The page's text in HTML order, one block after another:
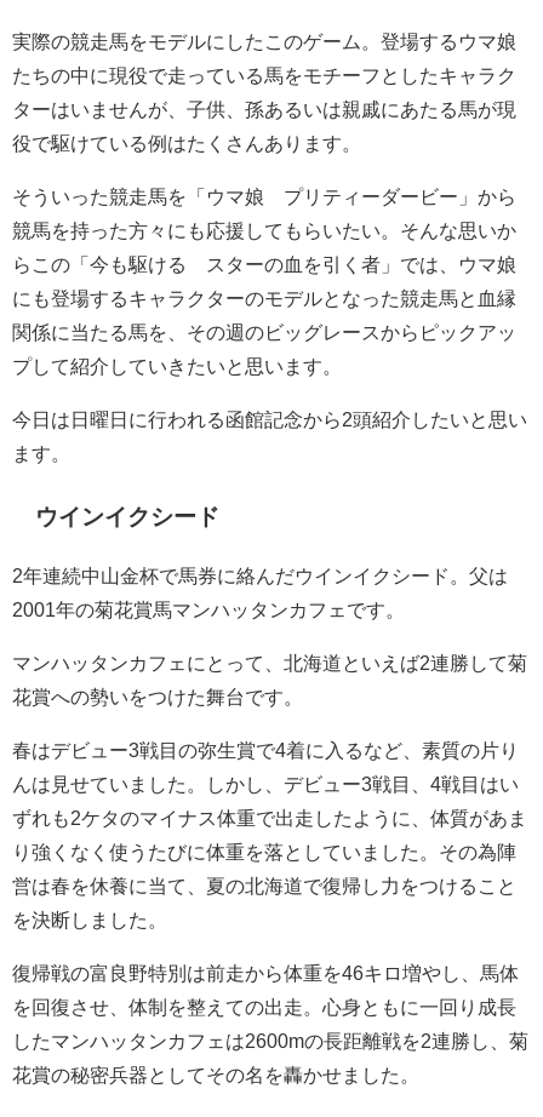
実際の競走馬をモデルにしたこのゲーム。登場するウマ娘
たちの中に現役で走っている馬をモチーフとしたキャラク
ターはいませんが、子供、孫あるいは親戚にあたる馬が現
役で駆けている例はたくさんあります。
そういった競走馬を「ウマ娘 プリティーダービー」から
競馬を持った方々にも応援してもらいたい。そんな思いか
らこの「今も駆ける スターの血を引く者」では、ウマ娘
にも登場するキャラクターのモデルとなった競走馬と血縁
関係に当たる馬を、その週のビッグレースからピックアッ
プして紹介していきたいと思います。
今日は日曜日に行われる函館記念から2頭紹介したいと思い
ます。
ウインイクシード
2年連続中山金杯で馬券に絡んだウインイクシード。父は
2001年の菊花賞馬マンハッタンカフェです。
マンハッタンカフェにとって、北海道といえば2連勝して菊
花賞への勢いをつけた舞台です。
春はデビュー3戦目の弥生賞で4着に入るなど、素質の片り
んは見せていました。しかし、デビュー3戦目、4戦目はい
ずれも2ケタのマイナス体重で出走したように、体質があま
り強くなく使うたびに体重を落としていました。その為陣
営は春を休養に当て、夏の北海道で復帰し力をつけること
を決断しました。
復帰戦の富良野特別は前走から体重を46キロ増やし、馬体
を回復させ、体制を整えての出走。心身ともに一回り成長
したマンハッタンカフェは2600mの長距離戦を2連勝し、菊
花賞の秘密兵器としてその名を轟かせました。